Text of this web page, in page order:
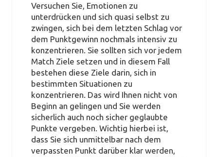
Versuchen Sie, Emotionen zu
unterdrücken und sich quasi selbst zu
zwingen, sich bei dem letzten Schlag vor
dem Punktgewinn nochmals intensiv zu
konzentrieren. Sie sollten sich vor jedem
Match Ziele setzen und in diesem Fall
bestehen diese Ziele darin, sich in
bestimmten Situationen zu
konzentrieren. Das wird Ihnen nicht von
Beginn an gelingen und Sie werden
sicherlich auch noch sicher geglaubte
Punkte vergeben. Wichtig hierbei ist,
dass Sie sich unmittelbar nach dem
verpassten Punkt darüber klar werden,